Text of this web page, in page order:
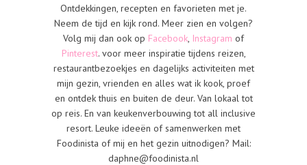
Ontdekkingen, recepten en favorieten met je.
Neem de tijd en kijk rond. Meer zien en volgen?
Volg mij dan ook op Facebook, Instagram of
Pinterest. voor meer inspiratie tijdens reizen,
restaurantbezoekjes en dagelijks activiteiten met
mijn gezin, vrienden en alles wat ik kook, proef
en ontdek thuis en buiten de deur. Van lokaal tot
op reis. En van keukenverbouwing tot all inclusive
resort. Leuke ideeën of samenwerken met
Foodinista of mij en het gezin uitnodigen? Mail:
daphne@foodinista.nl